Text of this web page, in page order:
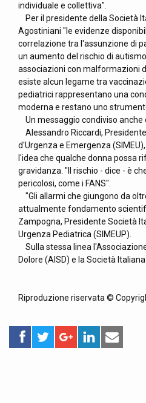
individuale e collettiva".
Per il presidente della Società
Agostiniani "le evidenze
correlazione tra l'assunzione di
un aumento del rischio di
associazioni con malformazioni
esiste alcun legame tra
pediatrici rappresentano una
moderna e restano uno
Un messaggio condiviso anche
Alessandro Riccardi,
d'Urgenza e Emergenza
l'idea che qualche donna possa
gravidanza. "Il rischio - dice - è
pericolosi, come i FANS".
"Gli allarmi che giungono da
attualmente fondamento
Zampogna, Presidente Società
Urgenza Pediatrica (SIMEUP).
Sulla stessa linea
Dolore (AISD) e la Società
Riproduzione riservata ©